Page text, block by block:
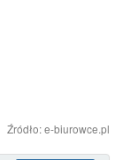
Źródło: e-biurowce.pl